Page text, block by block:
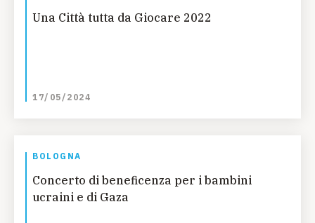
Una Città tutta da Giocare 2022
17/05/2024
BOLOGNA
Concerto di beneficenza per i bambini
ucraini e di Gaza